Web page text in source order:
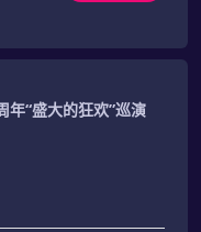
年“盛大的狂欢”巡演